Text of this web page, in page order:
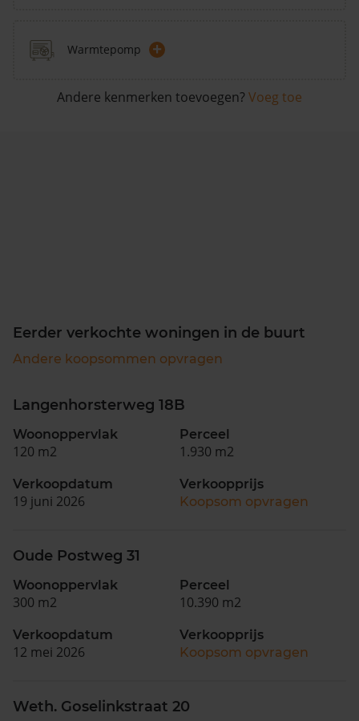
Warmtepomp +
Andere kenmerken toevoegen? Voeg toe
Eerder verkochte woningen in de buurt
Andere koopsommen opvragen
Langenhorsterweg 18B
Woonoppervlak
120 m2
Perceel
1.930 m2
Verkoopdatum
19 juni 2026
Verkoopprijs
Koopsom opvragen
Oude Postweg 31
Woonoppervlak
300 m2
Perceel
10.390 m2
Verkoopdatum
12 mei 2026
Verkoopprijs
Koopsom opvragen
Weth. Goselinkstraat 20